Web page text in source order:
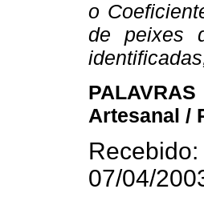
o
de peixes
Artesanal /
07/04/